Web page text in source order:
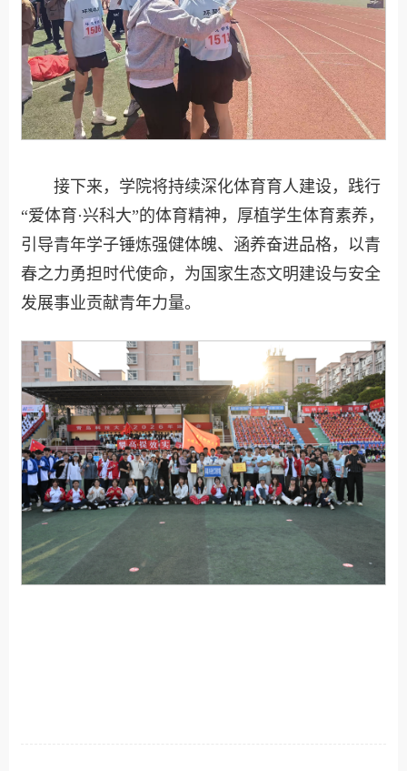
接下来，学院将持续深化体育育人建设，践行
“爱体育·兴科大”的体育精神，厚植学生体育素养，
引导青年学子锤炼强健体魄、涵养奋进品格，以青
春之力勇担时代使命，为国家生态文明建设与安全
发展事业贡献青年力量。